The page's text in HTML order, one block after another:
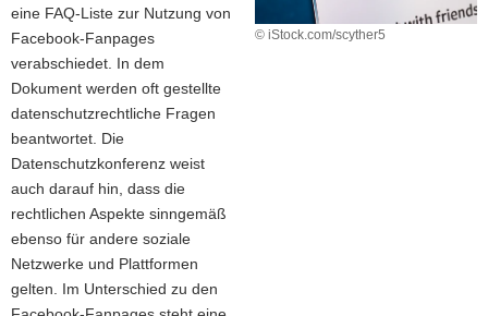
i
f
e
n
d
e
N
a
v
i
g
a
t
i
o
n
h
© iStock.com/scyther5
eine FAQ-Liste zur Nutzung von
Facebook-Fanpages
verabschiedet. In dem
Dokument werden oft gestellte
datenschutzrechtliche Fragen
beantwortet. Die
Datenschutzkonferenz weist
auch darauf hin, dass die
rechtlichen Aspekte sinngemäß
ebenso für andere soziale
Netzwerke und Plattformen
gelten. Im Unterschied zu den